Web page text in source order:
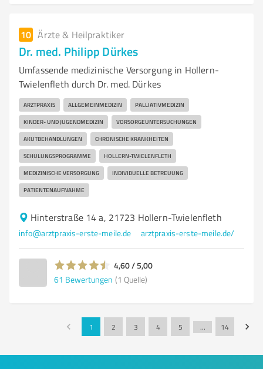
10 Ärzte & Heilpraktiker
Dr. med. Philipp Dürkes
Umfassende medizinische Versorgung in Hollern-
Twielenfleth durch Dr. med. Dürkes
ARZTPRAXIS ALLGEMEINMEDIZIN PALLIATIVMEDIZIN
KINDER- UND JUGENDMEDIZIN VORSORGEUNTERSUCHUNGEN
AKUTBEHANDLUNGEN CHRONISCHE KRANKHEITEN
SCHULUNGSPROGRAMME HOLLERN-TWIELENFLETH
MEDIZINISCHE VERSORGUNG INDIVIDUELLE BETREUUNG
PATIENTENAUFNAHME
Hinterstraße 14 a, 21723 Hollern-Twielenfleth
info@arztpraxis-erste-meile.de arztpraxis-erste-meile.de/
4,60 / 5,00
61 Bewertungen (1 Quelle)
1 2 3 4 5 … 14